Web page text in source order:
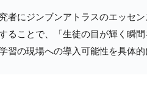
者にジンブンアトラスのエッセ
ることで、「生徒の目が輝く瞬
習の現場への導入可能性を具体的